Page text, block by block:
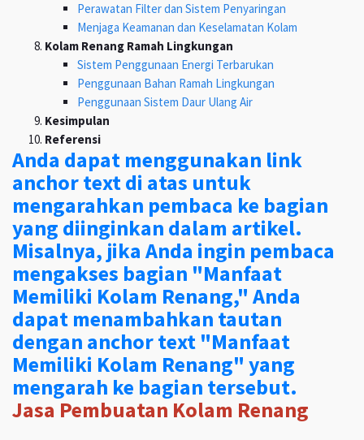
Perawatan Filter dan Sistem Penyaringan
Menjaga Keamanan dan Keselamatan Kolam
Kolam Renang Ramah Lingkungan
Sistem Penggunaan Energi Terbarukan
Penggunaan Bahan Ramah Lingkungan
Penggunaan Sistem Daur Ulang Air
Kesimpulan
Referensi
Anda dapat menggunakan link
anchor text di atas untuk
mengarahkan pembaca ke bagian
yang diinginkan dalam artikel.
Misalnya, jika Anda ingin pembaca
mengakses bagian "Manfaat
Memiliki Kolam Renang," Anda
dapat menambahkan tautan
dengan anchor text "Manfaat
Memiliki Kolam Renang" yang
mengarah ke bagian tersebut.
Jasa Pembuatan Kolam Renang